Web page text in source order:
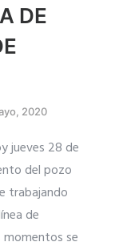
DE
2020
jueves 28 de
del pozo
trabajando
de
se